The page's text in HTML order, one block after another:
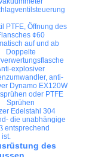
PTFE, Öffnung des
¢60
auf und ab
Doppelte
explosiver
anti-
Dynamo EX120W
oder PTFE
Sprühen
Edelstahl 304
die unabhängige
entsprechend
ist.
des